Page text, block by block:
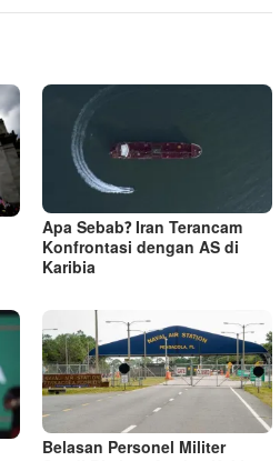
Apa Sebab? Iran Terancam
Konfrontasi dengan AS di
Karibia
Belasan Personel Militer